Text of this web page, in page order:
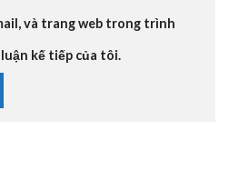
và trang web trong trình
kế tiếp của tôi.